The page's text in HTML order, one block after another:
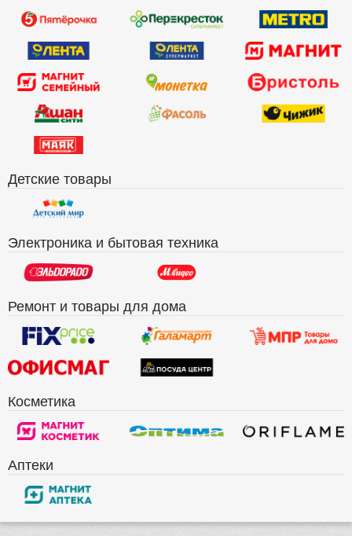
Детские товары
Электроника и бытовая техника
Ремонт и товары для дома
Косметика
Аптеки